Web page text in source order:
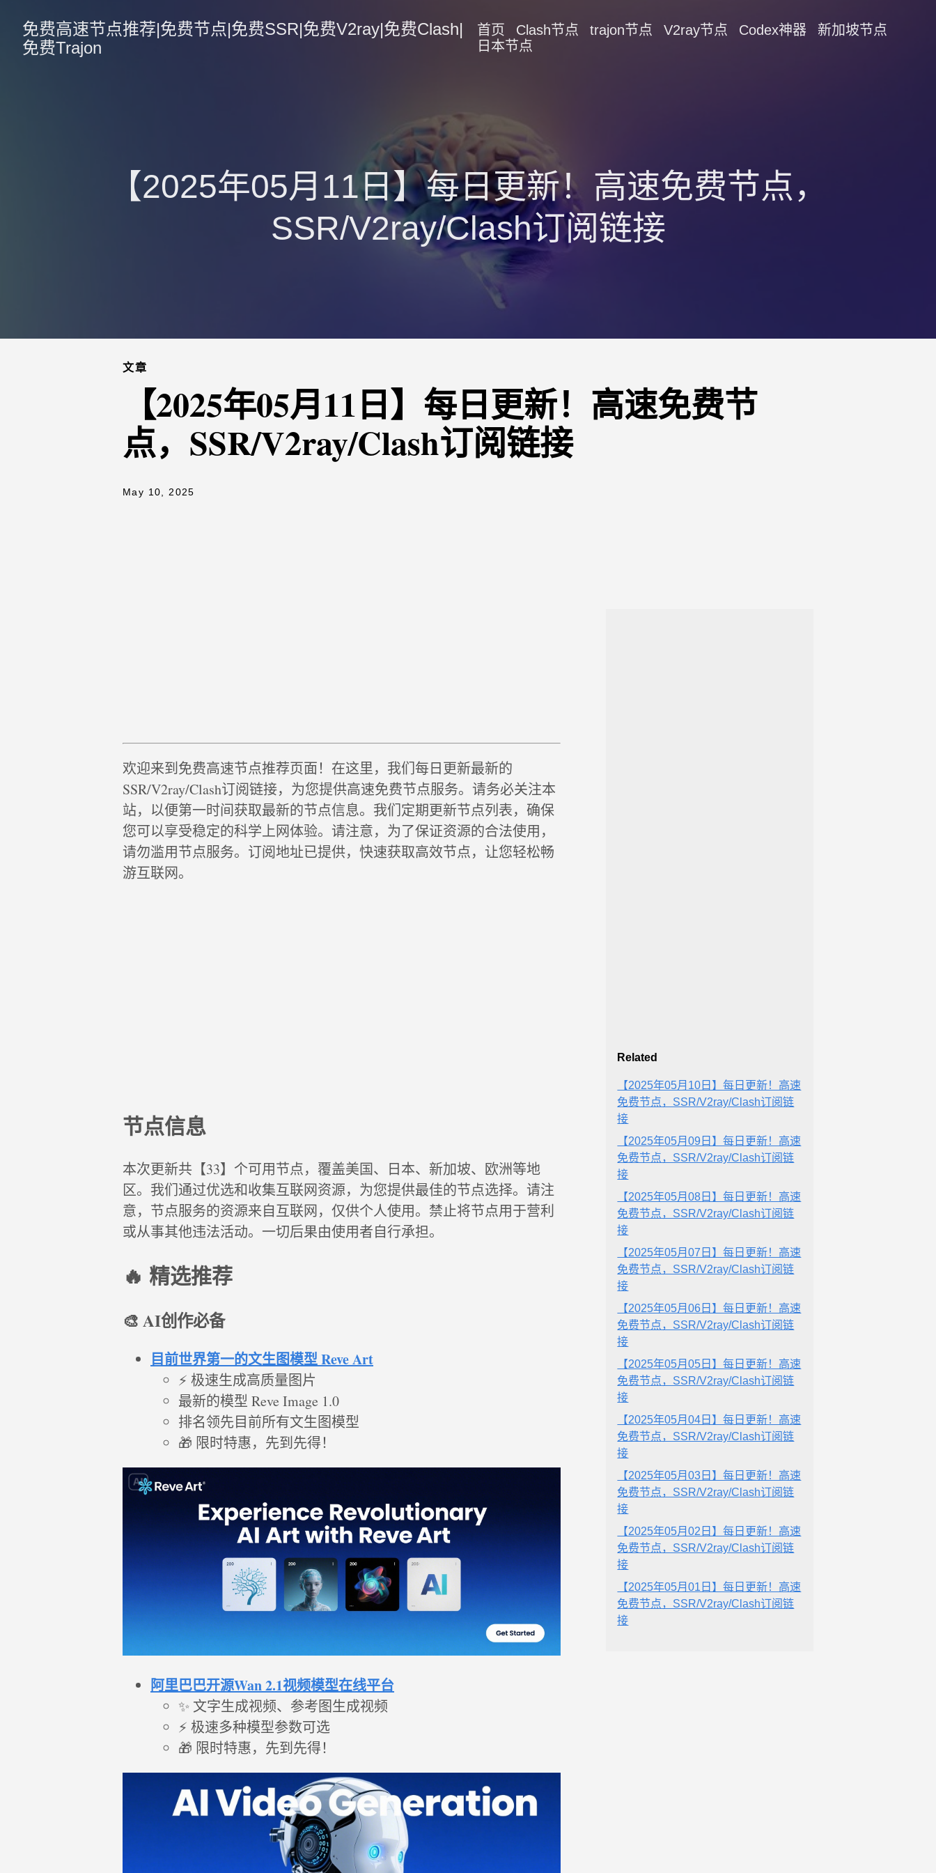
免费高速节点推荐|免费节点|免费SSR|免费V2ray|免费Clash|
免费Trajon
首页 Clash节点 trajon节点 V2ray节点 Codex神器
新加坡节点
日本节点
【2025年05月11日】每日更新！高速免费节点，
SSR/V2ray/Clash订阅链接
文章
【2025年05月11日】每日更新！高速免费节
点，SSR/V2ray/Clash订阅链接
May 10, 2025
欢迎来到免费高速节点推荐页面！在这里，我们每日更新最新的
SSR/V2ray/Clash订阅链接，为您提供高速免费节点服务。请务必关注本
站，以便第一时间获取最新的节点信息。我们定期更新节点列表，确保
您可以享受稳定的科学上网体验。请注意，为了保证资源的合法使用，
请勿滥用节点服务。订阅地址已提供，快速获取高效节点，让您轻松畅
游互联网。
节点信息
本次更新共【33】个可用节点，覆盖美国、日本、新加坡、欧洲等地
区。我们通过优选和收集互联网资源，为您提供最佳的节点选择。请注
意，节点服务的资源来自互联网，仅供个人使用。禁止将节点用于营利
或从事其他违法活动。一切后果由使用者自行承担。
🔥 精选推荐
🎨 AI创作必备
目前世界第一的文生图模型 Reve Art
⚡ 极速生成高质量图片
最新的模型 Reve Image 1.0
排名领先目前所有文生图模型
🎁 限时特惠，先到先得！
阿里巴巴开源Wan 2.1视频模型在线平台
✨ 文字生成视频、参考图生成视频
⚡ 极速多种模型参数可选
🎁 限时特惠，先到先得！
Related
【2025年05月10日】每日更新！高速
免费节点，SSR/V2ray/Clash订阅链
接
【2025年05月09日】每日更新！高速
免费节点，SSR/V2ray/Clash订阅链
接
【2025年05月08日】每日更新！高速
免费节点，SSR/V2ray/Clash订阅链
接
【2025年05月07日】每日更新！高速
免费节点，SSR/V2ray/Clash订阅链
接
【2025年05月06日】每日更新！高速
免费节点，SSR/V2ray/Clash订阅链
接
【2025年05月05日】每日更新！高速
免费节点，SSR/V2ray/Clash订阅链
接
【2025年05月04日】每日更新！高速
免费节点，SSR/V2ray/Clash订阅链
接
【2025年05月03日】每日更新！高速
免费节点，SSR/V2ray/Clash订阅链
接
【2025年05月02日】每日更新！高速
免费节点，SSR/V2ray/Clash订阅链
接
【2025年05月01日】每日更新！高速
免费节点，SSR/V2ray/Clash订阅链
接